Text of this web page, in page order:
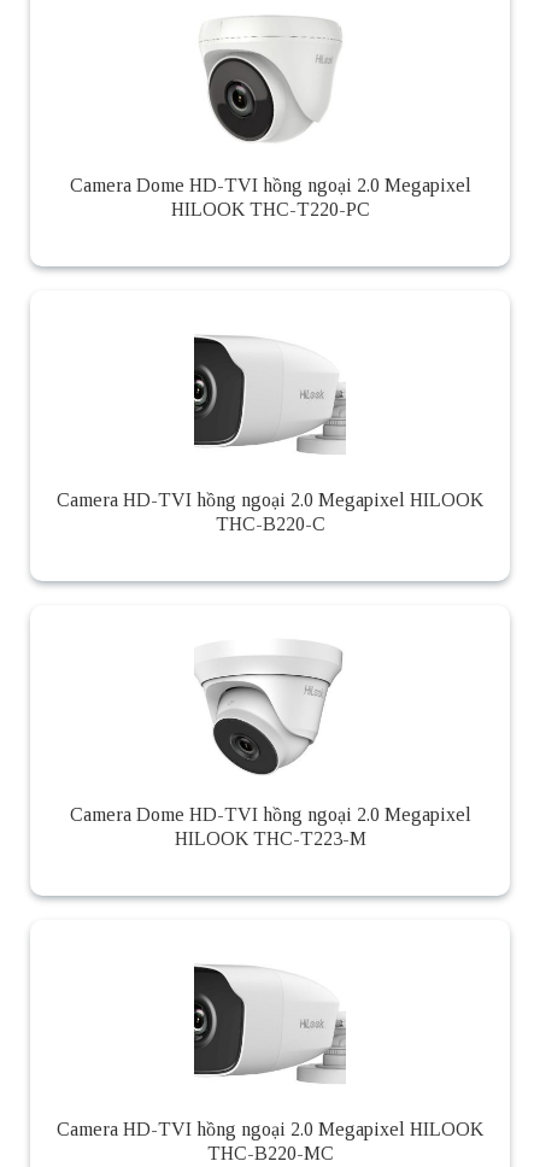
Camera Dome HD-TVI hồng ngoại 2.0 Megapixel
HILOOK THC-T220-PC
Camera HD-TVI hồng ngoại 2.0 Megapixel HILOOK
THC-B220-C
Camera Dome HD-TVI hồng ngoại 2.0 Megapixel
HILOOK THC-T223-M
Camera HD-TVI hồng ngoại 2.0 Megapixel HILOOK
THC-B220-MC